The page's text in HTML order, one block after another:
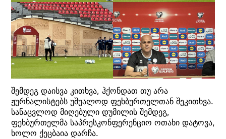
შემდეგ დაისვა კითხვა, ჰქონდათ თუ არა
ჟურნალისტებს უშუალოდ ფეხბურთელთან შეკითხვა.
სანაცვლოდ მიღებული დუმილის შემდეგ,
ფეხბურთელმა საპრესკონფერენციო ოთახი დატოვა,
ხოლო ქეცბაია დარჩა.